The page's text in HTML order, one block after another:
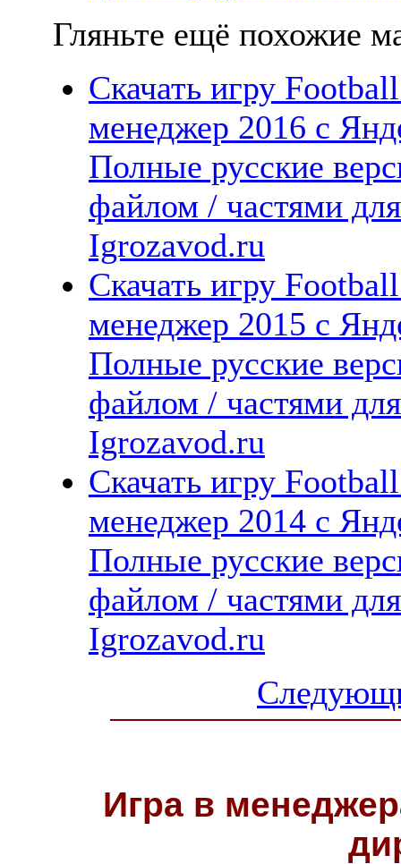
Гляньте ещё похожие
Скачать игру
менеджер 2016 с
Полные русские
файлом / частями
Igrozavod.ru
Скачать игру
менеджер 2015 с
Полные русские
файлом / частями
Igrozavod.ru
Скачать игру
менеджер 2014 с
Полные русские
файлом / частями
Igrozavod.ru
Игра в